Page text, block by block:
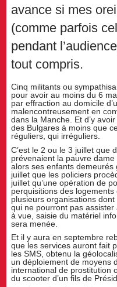
avance si mes
(comme parfois
pendant
tout compris.
Cinq militants ou
pour avoir au moins du 6
par effraction au domicile
malencontreusement en
dans la Manche. Et d’y
des Bulgares à moins que
réguliers, qui irréguliers.
C’est le 2 ou le 3 juillet que
prévenaient la pauvre
alors ses enfants demeurés
juillet que les policiers
juillet qu’une opération de
perquisitions des
plusieurs organisations
qui ne pourront pas
à vue, saisie du matériel
sera menée.
Et il y aura en septembre
que les services auront fait
les SMS, obtenu la
un déploiement de moyens
international de prostitution
du scooter d’un fils de